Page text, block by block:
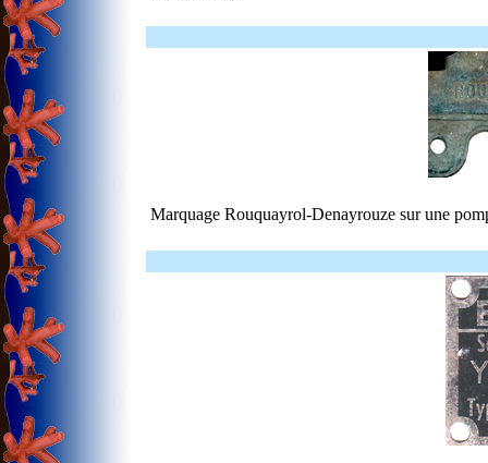
Marquage Rouquayrol-Denayrouze sur une